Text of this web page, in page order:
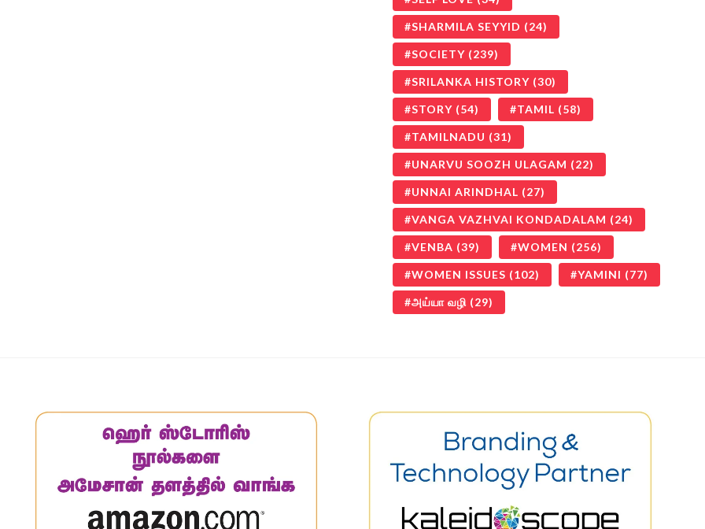
SHARMILA SEYYID (24)
SOCIETY (239)
SRILANKA HISTORY (30)
STORY (54) TAMIL (58)
TAMILNADU (31)
UNARVU SOOZH ULAGAM (22)
UNNAI ARINDHAL (27)
VANGA VAZHVAI KONDADALAM (24)
VENBA (39) WOMEN (256)
WOMEN ISSUES (102) YAMINI (77)
அய்யா வழி (29)